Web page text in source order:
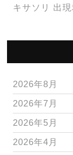
キサソリ 出
2026年8月
2026年7月
2026年5月
2026年4月